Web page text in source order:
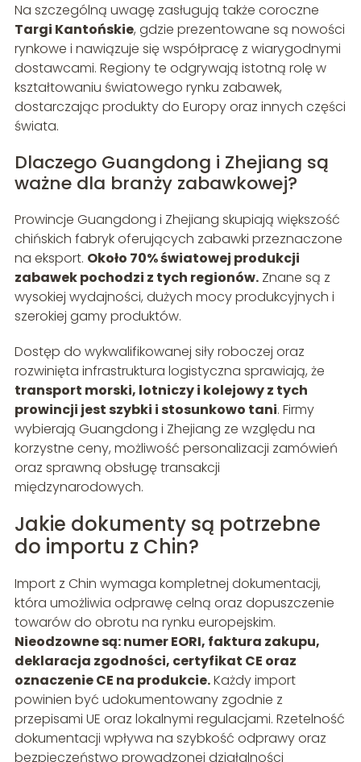
Na szczególną uwagę zasługują także coroczne
Targi Kantońskie, gdzie prezentowane są nowości
rynkowe i nawiązuje się współpracę z wiarygodnymi
dostawcami. Regiony te odgrywają istotną rolę w
kształtowaniu światowego rynku zabawek,
dostarczając produkty do Europy oraz innych części
świata.
Dlaczego Guangdong i Zhejiang są
ważne dla branży zabawkowej?
Prowincje Guangdong i Zhejiang skupiają większość
chińskich fabryk oferujących zabawki przeznaczone
na eksport. Około 70% światowej produkcji
zabawek pochodzi z tych regionów.Znane są z
wysokiej wydajności, dużych mocy produkcyjnych i
szerokiej gamy produktów.
Dostęp do wykwalifikowanej siły roboczej oraz
rozwinięta infrastruktura logistyczna sprawiają, że
transport morski, lotniczy i kolejowy z tych
prowincji jest szybki i stosunkowo tani. Firmy
wybierają Guangdong i Zhejiang ze względu na
korzystne ceny, możliwość personalizacji zamówień
oraz sprawną obsługę transakcji
międzynarodowych.
Jakie dokumenty są potrzebne
do importu z Chin?
Import z Chin wymaga kompletnej dokumentacji,
która umożliwia odprawę celną oraz dopuszczenie
towarów do obrotu na rynku europejskim.
Nieodzowne są: numer EORI, faktura zakupu,
deklaracja zgodności, certyfikat CE oraz
oznaczenie CE na produkcie.Każdy import
powinien być udokumentowany zgodnie z
przepisami UE oraz lokalnymi regulacjami. Rzetelność
dokumentacji wpływa na szybkość odprawy oraz
bezpieczeństwo prowadzonej działalności